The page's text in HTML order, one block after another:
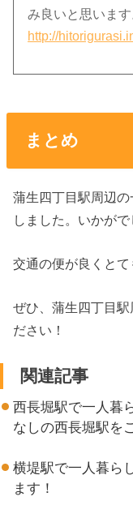
み良いと思います
http://
まとめ
蒲生四丁目駅周辺
しました。いかが
交通の便が良くとて
ぜひ、蒲生四丁目
ださい！
関連記事
西長堀駅で一人暮
なしの西長堀駅を
横堤駅で一人暮ら
ます！